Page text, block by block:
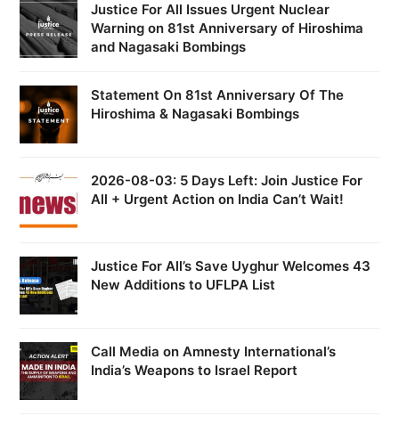
Justice For All Issues Urgent Nuclear
Warning on 81st Anniversary of Hiroshima
and Nagasaki Bombings
Statement On 81st Anniversary Of The
Hiroshima & Nagasaki Bombings
2026-08-03: 5 Days Left: Join Justice For
All + Urgent Action on India Can’t Wait!
Justice For All’s Save Uyghur Welcomes 43
New Additions to UFLPA List
Call Media on Amnesty International’s
India’s Weapons to Israel Report